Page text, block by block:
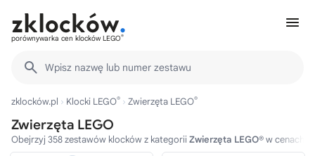
porównywarka cen klocków LEGO®
Wpisz nazwę lub numer zestawu
zklocków.pl Klocki LEGO® Zwierzęta LEGO®
Zwierzęta LEGO
Obejrzyj 358 zestawów klocków z kategorii Zwierzęta LEGO®w cenach